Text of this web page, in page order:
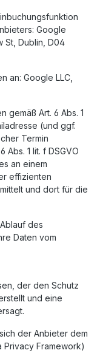
Google
St, Dublin, D04
an: Google LLC,
gemäß Art. 6 Abs. 1
(und ggf.
Termin
1 lit. f DSGVO
an einem
effizienten
und dort für die
des
Daten vom
der den Schutz
und eine
der Anbieter dem
Privacy Framework)